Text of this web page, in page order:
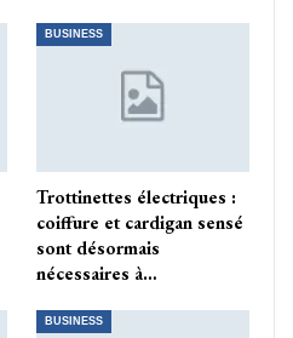
BUSINESS
Trottinettes électriques :
coiffure et cardigan sensé
sont désormais
nécessaires à…
BUSINESS